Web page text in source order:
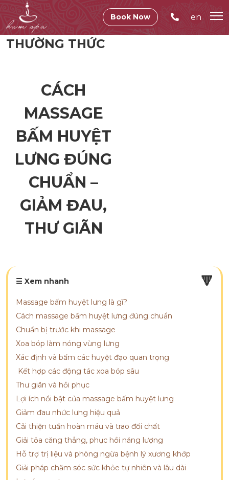
Book Now en
THƯỜNG THỨC
CÁCH
MASSAGE
BẤM HUYỆT
LƯNG ĐÚNG
CHUẨN –
GIẢM ĐAU,
THƯ GIÃN
☰ Xem nhanh 🔻
Massage bấm huyệt lưng là gì?
Cách massage bấm huyệt lưng đúng chuẩn
Chuẩn bị trước khi massage
Xoa bóp làm nóng vùng lưng
Xác định và bấm các huyệt đạo quan trọng
Kết hợp các động tác xoa bóp sâu
Thư giãn và hồi phục
Lợi ích nổi bật của massage bấm huyệt lưng
Giảm đau nhức lưng hiệu quả
Cải thiện tuần hoàn máu và trao đổi chất
Giải tỏa căng thẳng, phục hồi năng lượng
Hỗ trợ trị liệu và phòng ngừa bệnh lý xương khớp
Giải pháp chăm sóc sức khỏe tự nhiên và lâu dài